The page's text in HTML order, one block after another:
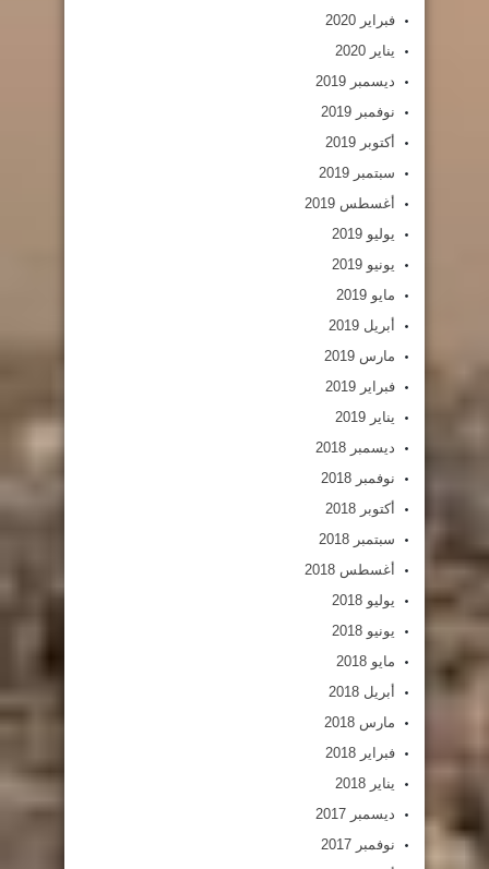
فبراير 2020
يناير 2020
ديسمبر 2019
نوفمبر 2019
أكتوبر 2019
سبتمبر 2019
أغسطس 2019
يوليو 2019
يونيو 2019
مايو 2019
أبريل 2019
مارس 2019
فبراير 2019
يناير 2019
ديسمبر 2018
نوفمبر 2018
أكتوبر 2018
سبتمبر 2018
أغسطس 2018
يوليو 2018
يونيو 2018
مايو 2018
أبريل 2018
مارس 2018
فبراير 2018
يناير 2018
ديسمبر 2017
نوفمبر 2017